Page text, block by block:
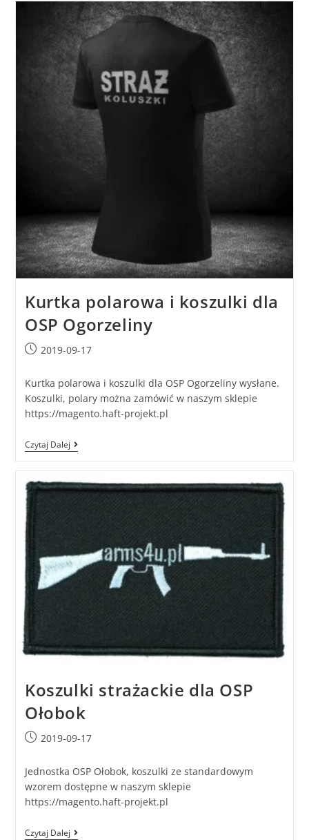
Kurtka polarowa i koszulki dla
OSP Ogorzeliny
2019-09-17
Kurtka polarowa i koszulki dla OSP Ogorzeliny wysłane.
Koszulki, polary można zamówić w naszym sklepie
https://magento.haft-projekt.pl
Czytaj Dalej
Koszulki strażackie dla OSP
Ołobok
2019-09-17
Jednostka OSP Ołobok, koszulki ze standardowym
wzorem dostępne w naszym sklepie
https://magento.haft-projekt.pl
Czytaj Dalej